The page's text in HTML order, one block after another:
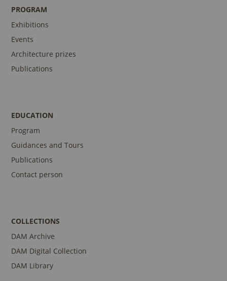
PROGRAM
Exhibitions
Events
Architecture prizes
Publications
EDUCATION
Program
Guidances and Tours
Publications
Contact person
COLLECTIONS
DAM Archive
DAM Digital Collection
DAM Library